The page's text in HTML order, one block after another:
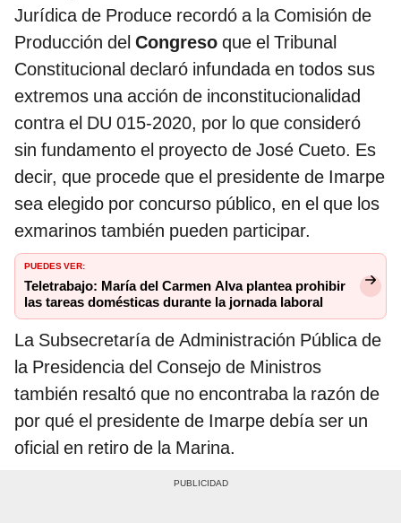
Jurídica de Produce recordó a la Comisión de
Producción del Congreso que el Tribunal
Constitucional declaró infundada en todos sus
extremos una acción de inconstitucionalidad
contra el DU 015-2020, por lo que consideró
sin fundamento el proyecto de José Cueto. Es
decir, que procede que el presidente de Imarpe
sea elegido por concurso público, en el que los
exmarinos también pueden participar.
PUEDES VER:
Teletrabajo: María del Carmen Alva plantea prohibir
las tareas domésticas durante la jornada laboral
La Subsecretaría de Administración Pública de
la Presidencia del Consejo de Ministros
también resaltó que no encontraba la razón de
por qué el presidente de Imarpe debía ser un
oficial en retiro de la Marina.